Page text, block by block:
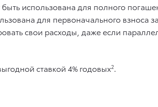
использована для полного
для первоначального взноса
свои расходы, даже если
ставкой 4% годовых2